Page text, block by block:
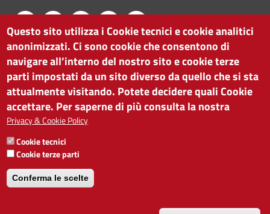
CAMERA DI COMMERCIO DI BOLZANO
via Alto Adige 60 | I-39100 Bolzano
tel. 0471 945 511 |info@camcom.bz.it
Partita IVA: 00376420212
ISTITUTO PER LA PROMOZIONE DELLO
SVILUPPO ECONOMICO
Partita IVA: 01716880214
Questo sito utilizza i Cookie tecnici e cookie analitici
anonimizzati. Ci sono cookie che consentono di
navigare all’interno del nostro sito e cookie terze
parti impostati da un sito diverso da quello che si sta
attualmente visitando. Potete decidere quali Cookie
accettare. Per saperne di più consulta la nostra
Privacy & Cookie Policy
Cookie tecnici
Cookie terze parti
Conferma le scelte